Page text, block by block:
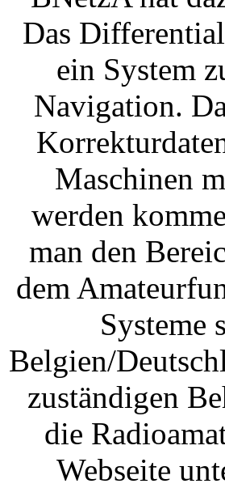
Das
ein System
Navigation.
Maschinen
werden
man den
dem
Systeme
Belgien/
zuständigen
die
Webseite